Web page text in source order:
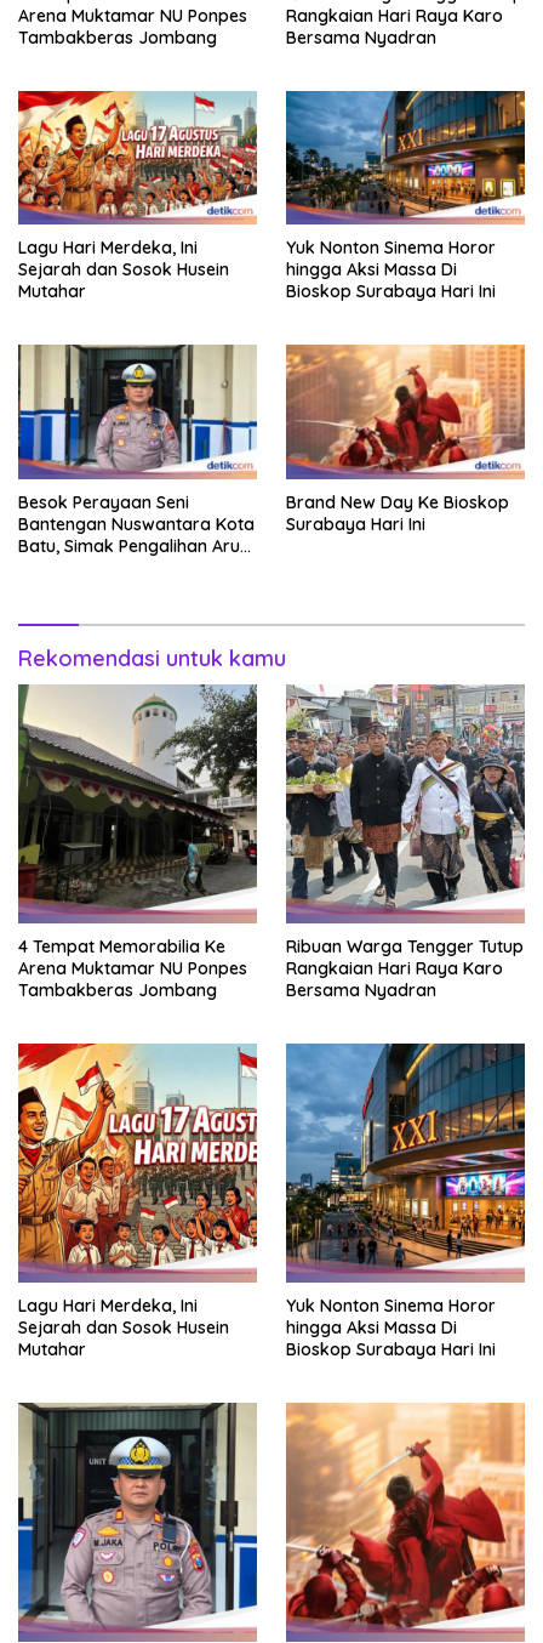
Arena Muktamar NU Ponpes
Tambakberas Jombang
Rangkaian Hari Raya Karo
Bersama Nyadran
Lagu Hari Merdeka, Ini
Sejarah dan Sosok Husein
Mutahar
Yuk Nonton Sinema Horor
hingga Aksi Massa Di
Bioskop Surabaya Hari Ini
Besok Perayaan Seni
Bantengan Nuswantara Kota
Batu, Simak Pengalihan Arus
Brand New Day Ke Bioskop
Surabaya Hari Ini
Rekomendasi untuk kamu
4 Tempat Memorabilia Ke
Arena Muktamar NU Ponpes
Tambakberas Jombang
Ribuan Warga Tengger Tutup
Rangkaian Hari Raya Karo
Bersama Nyadran
Lagu Hari Merdeka, Ini
Sejarah dan Sosok Husein
Mutahar
Yuk Nonton Sinema Horor
hingga Aksi Massa Di
Bioskop Surabaya Hari Ini